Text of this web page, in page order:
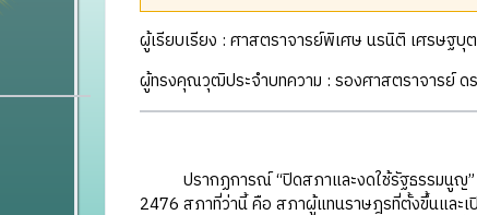
ผู้เรียบเรียง : ศาสตราจารย์พิเศษ นรนิติ เศรษฐบุ
ผู้ทรงคุณวุฒิประจำบทความ : รองศาสตราจารย์ ด
ปรากฏการณ์ “ปิดสภาและงดใช้รัฐธรรมนูญ” นั้
2476 สภาที่ว่านี้ คือ สภาผู้แทนราษฎรที่ตั้งขึ้นและ